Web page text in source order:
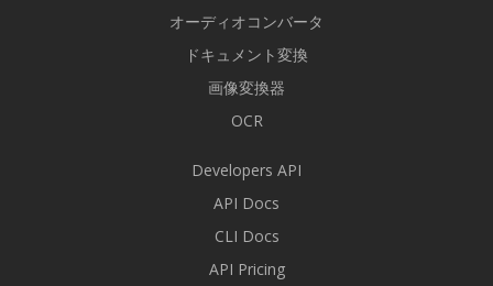
オーディオコンバータ
ドキュメント変換
画像変換器
OCR
Developers API
API Docs
CLI Docs
API Pricing